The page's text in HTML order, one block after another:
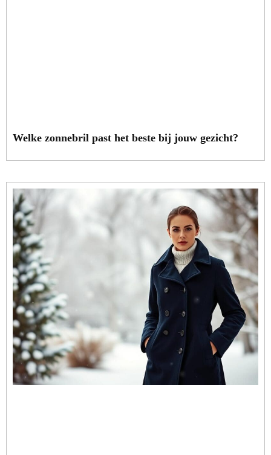
Welke zonnebril past het beste bij jouw gezicht?